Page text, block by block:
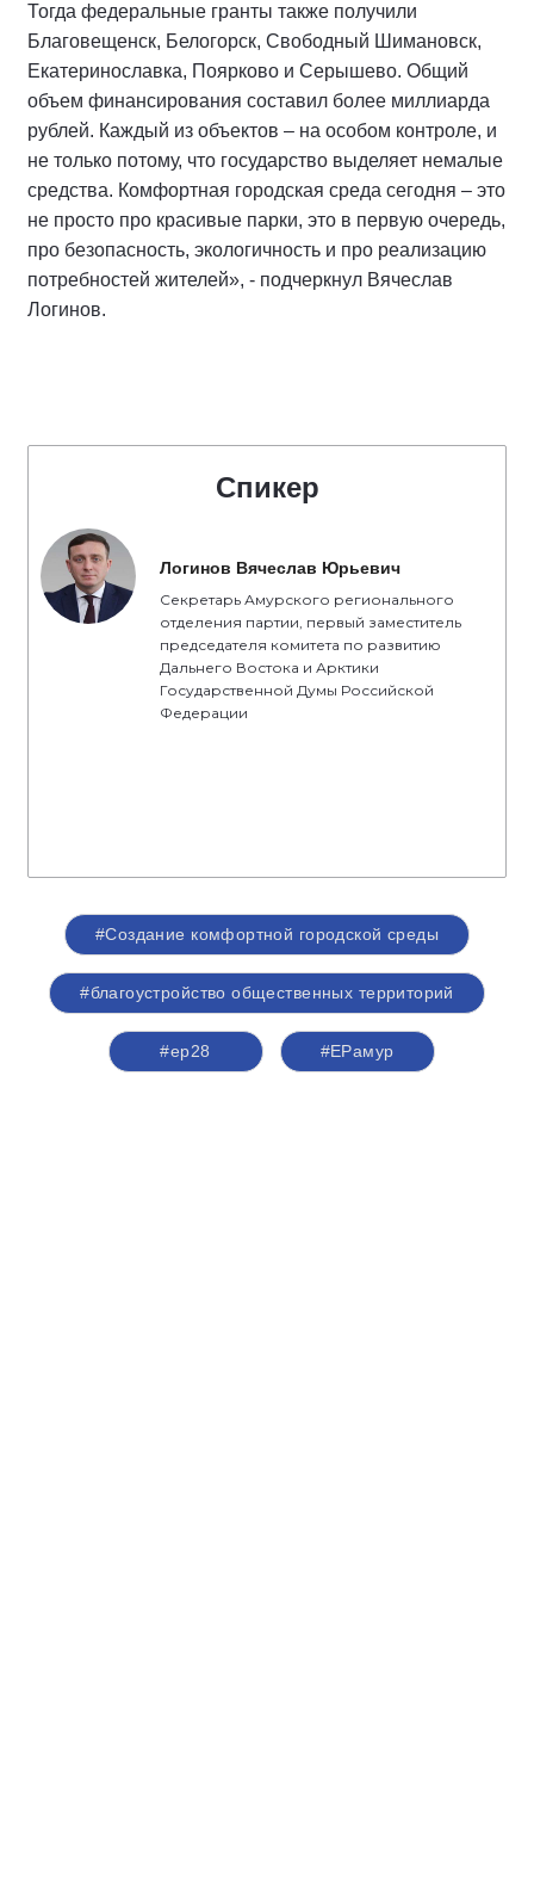
Тогда федеральные гранты также получили
Благовещенск, Белогорск, Свободный Шимановск,
Екатеринославка, Поярково и Серышево. Общий
объем финансирования составил более миллиарда
рублей. Каждый из объектов – на особом контроле, и
не только потому, что государство выделяет немалые
средства. Комфортная городская среда сегодня – это
не просто про красивые парки, это в первую очередь,
про безопасность, экологичность и про реализацию
потребностей жителей», - подчеркнул Вячеслав
Логинов.
Спикер
Логинов Вячеслав Юрьевич
Секретарь Амурского регионального
отделения партии, первый заместитель
председателя комитета по развитию
Дальнего Востока и Арктики
Государственной Думы Российской
Федерации
#Создание комфортной городской среды
#благоустройство общественных территорий
#ер28 #ЕРамур